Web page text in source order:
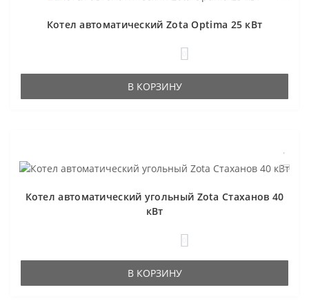
Котел автоматический Zota Optima 25 кВт
В КОРЗИНУ
Котел автоматический угольный Zota Стаханов 40
кВт
В КОРЗИНУ